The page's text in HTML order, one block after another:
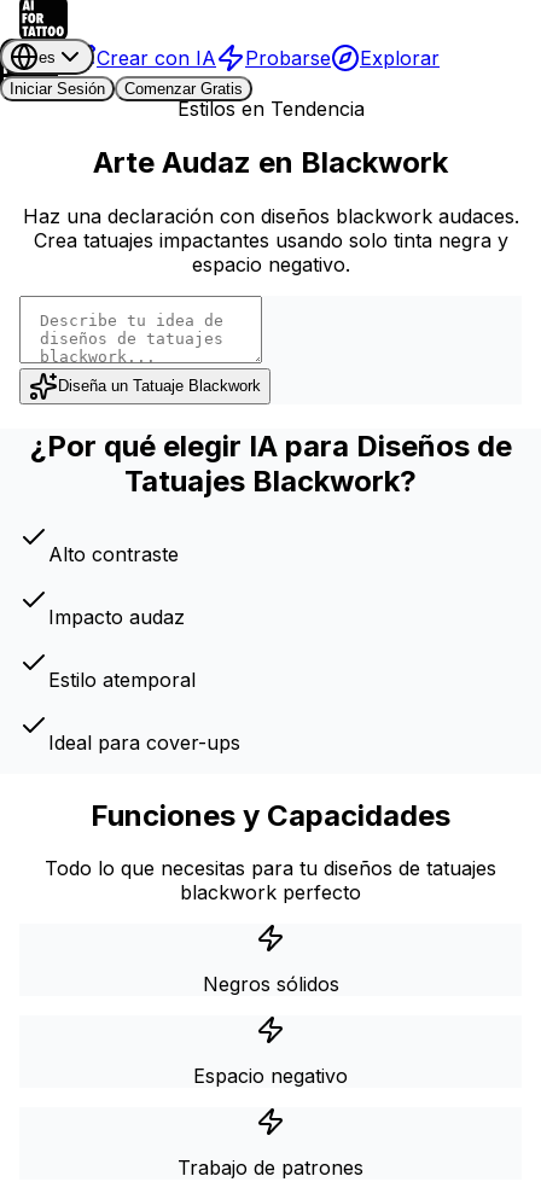
Crear con IA Probarse Explorar
es
Iniciar Sesión
Comenzar Gratis
Estilos en Tendencia
Arte Audaz en Blackwork
Haz una declaración con diseños blackwork audaces.
Crea tatuajes impactantes usando solo tinta negra y
espacio negativo.
Diseña un Tatuaje Blackwork
¿Por qué elegir IA para Diseños de
Tatuajes Blackwork?
Alto contraste
Impacto audaz
Estilo atemporal
Ideal para cover-ups
Funciones y Capacidades
Todo lo que necesitas para tu diseños de tatuajes
blackwork perfecto
Negros sólidos
Espacio negativo
Trabajo de patrones